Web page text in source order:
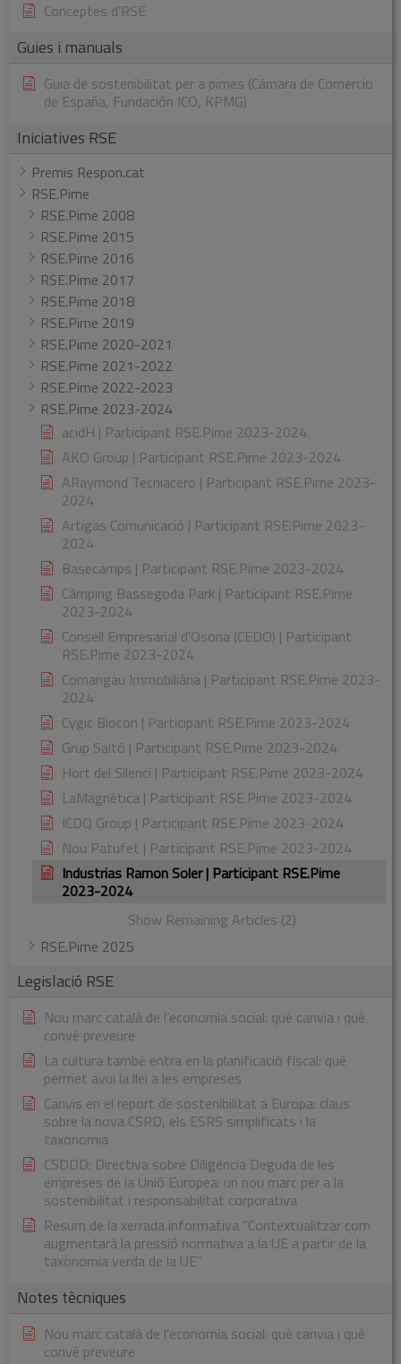
Conceptes d’RSE
Guies i manuals
Guia de sostenibilitat per a pimes (Cámara de Comercio
de España, Fundación ICO, KPMG)
Iniciatives RSE
Premis Respon.cat
RSE.Pime
RSE.Pime 2008
RSE.Pime 2015
RSE.Pime 2016
RSE.Pime 2017
RSE.Pime 2018
RSE.Pime 2019
RSE.Pime 2020-2021
RSE.Pime 2021-2022
RSE.Pime 2022-2023
RSE.Pime 2023-2024
acidH | Participant RSE.Pime 2023-2024
AKO Group | Participant RSE.Pime 2023-2024
ARaymond Tecniacero | Participant RSE.Pime 2023-
2024
Artigas Comunicació | Participant RSE.Pime 2023-
2024
Basecamps | Participant RSE.Pime 2023-2024
Càmping Bassegoda Park | Participant RSE.Pime
2023-2024
Consell Empresarial d'Osona (CEDO) | Participant
RSE.Pime 2023-2024
Comangau Immobiliària | Participant RSE.Pime 2023-
2024
Cygic Biocon | Participant RSE.Pime 2023-2024
Grup Saltó | Participant RSE.Pime 2023-2024
Hort del Silenci | Participant RSE.Pime 2023-2024
LaMagnètica | Participant RSE.Pime 2023-2024
ICDQ Group | Participant RSE.Pime 2023-2024
Nou Patufet | Participant RSE.Pime 2023-2024
Industrias Ramon Soler | Participant RSE.Pime
2023-2024
Show Remaining Articles (2)
RSE.Pime 2025
Legislació RSE
Nou marc català de l’economia social: què canvia i què
convé preveure
La cultura també entra en la planificació fiscal: què
permet avui la llei a les empreses
Canvis en el report de sostenibilitat a Europa: claus
sobre la nova CSRD, els ESRS simplificats i la
taxonomia
CSDDD: Directiva sobre Diligència Deguda de les
empreses de la Unió Europea: un nou marc per a la
sostenibilitat i responsabilitat corporativa
Resum de la xerrada informativa “Contextualitzar com
augmentarà la pressió normativa a la UE a partir de la
taxonomia verda de la UE”
Notes tècniques
Nou marc català de l’economia social: què canvia i què
convé preveure